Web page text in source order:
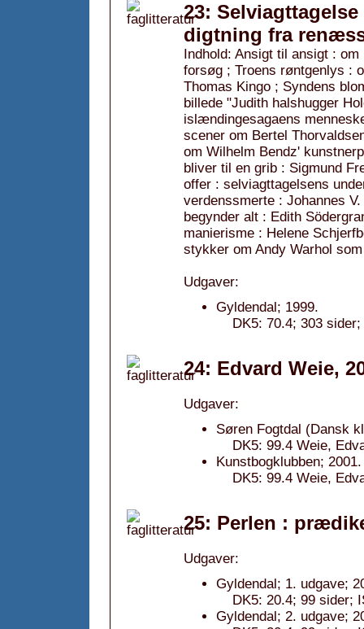
23:
digtning fra
Indhold: Ansigt til ansigt :
forsøg ; Troens røntgenlys :
Thomas Kingo ; Syndens
billede "Judith halshugger
islændingesagaens
scener om Bertel
om Wilhelm Bendz'
bliver til en grib : Sigmund
offer : selviagttagelsens
verdenssmerte : Johannes
begynder alt : Edith
manierisme : Helene
stykker om Andy Warhol
Udgaver:
Gyldendal; 1999.
DK5: 70.4; 303
24: Edvard Weie,
Udgaver:
Søren Fogtdal (Dansk
DK5: 99.4 Weie,
Kunstbogklubben; 2001.
DK5: 99.4 Weie,
25: Perlen :
Udgaver:
Gyldendal; 1. udgave;
DK5: 20.4; 99 sider;
Gyldendal; 2. udgave;